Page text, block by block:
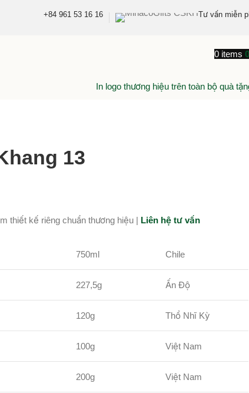
+84 961 53 16 16 Tư vấn miễn
0 items 0
In logo thương hiệu trên toàn bộ quà
13
thiết kế riêng chuẩn thương hiệu | Liên hệ tư vấn
750ml Chile
227,5g Ấn Độ
120g Thổ Nhĩ Kỳ
100g Việt Nam
200g Việt Nam